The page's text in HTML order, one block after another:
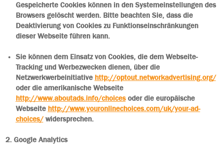
Gespeicherte Cookies können in den Systemeinstellungen des
Browsers gelöscht werden. Bitte beachten Sie, dass die
Deaktivierung von Cookies zu Funktionseinschränkungen
dieser Webseite führen kann.
Sie können dem Einsatz von Cookies, die dem Webseite-
Tracking und Werbezwecken dienen, über die
Netzwerkwerbeinitiative http://optout.networkadvertising.org/
oder die amerikanische Webseite
http://www.aboutads.info/choicesoder die europäische
Webseite http://www.youronlinechoices.com/uk/your-ad-
choices/widersprechen.
2. Google Analytics